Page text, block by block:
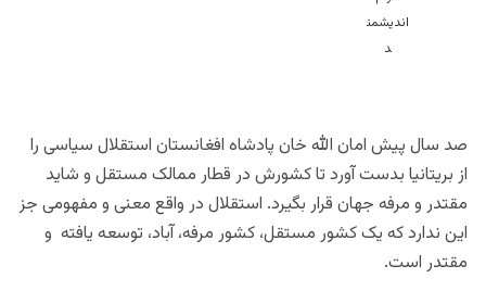
محمد اکرام اندیشمند، نویسنده و پژوهشگر
صد سال پیش امان الله خان پادشاه افغانستان استقلال سیاسی را
از بریتانیا بدست آورد تا کشورش در قطار ممالک مستقل و شاید
مقتدر و مرفه جهان قرار بگیرد. استقلال در واقع معنی و مفهومی جز
این ندارد که یک کشور مستقل، کشور مرفه، آباد، توسعه یافته و
مقتدر است.